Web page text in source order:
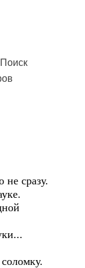
Поиск
не сразу.